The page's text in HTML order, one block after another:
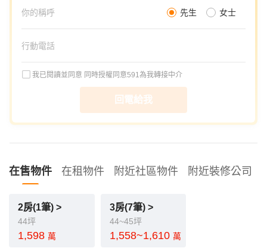
先生 女士
我已閱讀並同意 同時授權同意591為我轉接中介
回電給我
在售物件 在租物件 附近社區物件 附近裝修公司
2房(1筆) >
44坪
1,598 萬
3房(7筆) >
44~45坪
1,558~1,610 萬